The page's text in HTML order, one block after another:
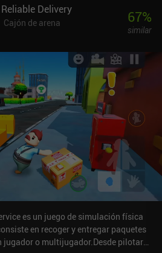
Delivery
Cajón de arena
67%
similar
es un juego de simulación física
en recoger y entregar paquetes
jugador o multijugador.Desde pilotar